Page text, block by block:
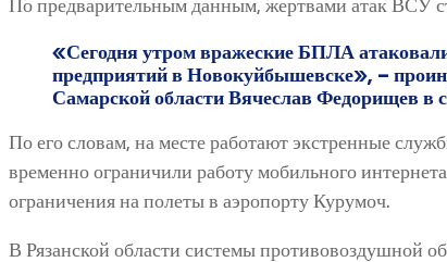
По предварительным данным, жертвами атак ВСУ
«Сегодня утром вражеские БПЛА
предприятий в Новокуйбышевске», –
Самарской области Вячеслав Федорищев
По его словам, на месте работают экстренные
временно ограничили работу мобильного
ограничения на полеты в аэропорту Курумоч.
В Рязанской области системы противовоздушной